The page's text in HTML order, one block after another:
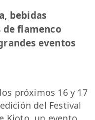
bebidas
de flamenco
eventos
próximos 16 y 17
del Festival